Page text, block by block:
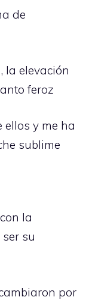
de
la elevación
feroz
ellos y me ha
sublime
la
su
por